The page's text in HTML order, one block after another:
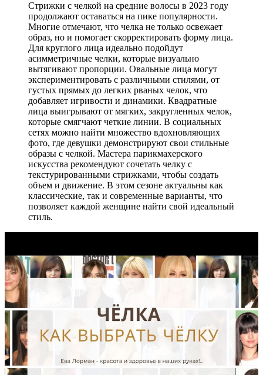
Стрижки с челкой на средние волосы в 2023 году
продолжают оставаться на пике популярности.
Многие отмечают, что челка не только освежает
образ, но и помогает скорректировать форму лица.
Для круглого лица идеально подойдут
асимметричные челки, которые визуально
вытягивают пропорции. Овальные лица могут
экспериментировать с различными стилями, от
густых прямых до легких рваных челок, что
добавляет игривости и динамики. Квадратные
лица выигрывают от мягких, закругленных челок,
которые смягчают четкие линии. В социальных
сетях можно найти множество вдохновляющих
фото, где девушки демонстрируют свои стильные
образы с челкой. Мастера парикмахерского
искусства рекомендуют сочетать челку с
текстурированными стрижками, чтобы создать
объем и движение. В этом сезоне актуальны как
классические, так и современные варианты, что
позволяет каждой женщине найти свой идеальный
стиль.